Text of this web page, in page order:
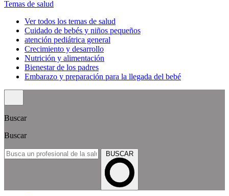
Temas de salud
Ver todos los temas de salud
Cuidado de bebés y niños pequeños
atención pediátrica general
Crecimiento y desarrollo
Nutrición y alimentación
Bienestar de los padres
Embarazo y preparación para la llegada del bebé
Buscar
Buscar
BUSCAR